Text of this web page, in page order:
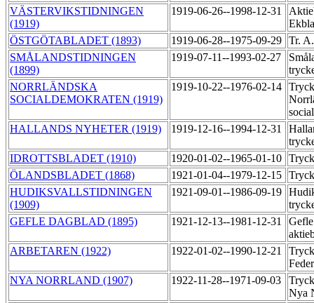
VÄSTERVIKSTIDNINGEN
(1919)
1919-06-26--1998-12-31
ÖSTGÖTABLADET (1893)
1919-06-28--1975-09-29 Tr.
SMÅLANDSTIDNINGEN
(1899)
1919-07-11--1993-02-27
NORRLÄNDSKA
SOCIALDEMOKRATEN (1919)
1919-10-22--1976-02-14
HALLANDS NYHETER (1919)
1919-12-16--1994-12-31
IDROTTSBLADET (1910)
1920-01-02--1965-01-10
ÖLANDSBLADET (1868)
1921-01-04--1979-12-15
HUDIKSVALLSTIDNINGEN
(1909)
1921-09-01--1986-09-19
GEFLE DAGBLAD (1895)
1921-12-13--1981-12-31
ARBETAREN (1922)
1922-01-02--1990-12-21
NYA NORRLAND (1907)
1922-11-28--1971-09-03
Nya